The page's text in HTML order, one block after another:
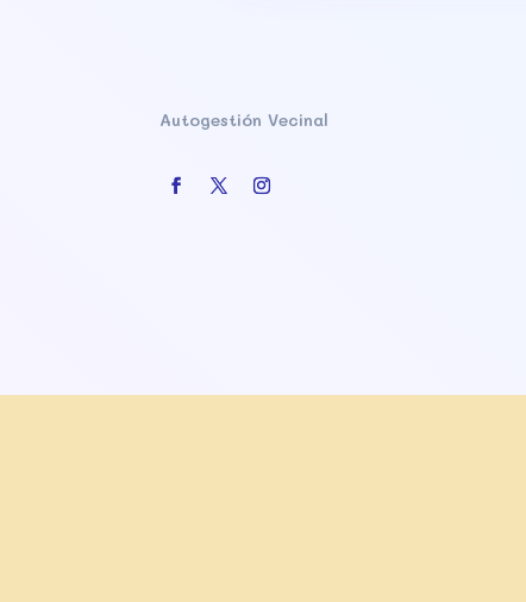
Autogestión Vecinal